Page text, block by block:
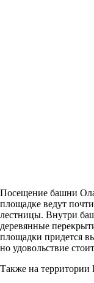
Посещение башни
площадке ведут
лестницы. Внутри
деревянные
площадки придется
но удовольствие
Также на территории